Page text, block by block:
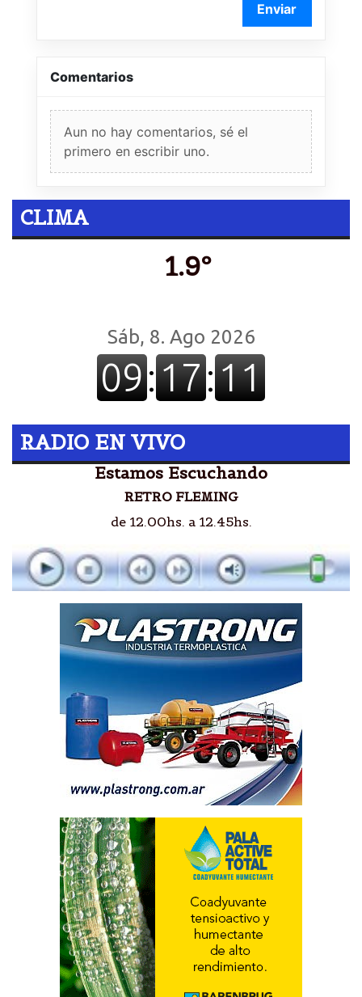
Enviar
Comentarios
Aun no hay comentarios, sé el
primero en escribir uno.
CLIMA
1.9º
RADIO EN VIVO
Estamos Escuchando
RETRO FLEMING
de 12.00hs. a 12.45hs.